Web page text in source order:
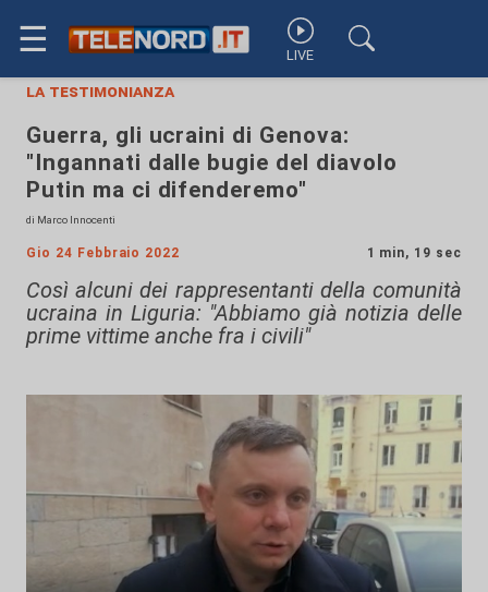
☰ LIVE
la testimonianza
Guerra, gli ucraini di Genova:
"Ingannati dalle bugie del diavolo
Putin ma ci difenderemo"
di Marco Innocenti
Gio 24 Febbraio 2022 1 min, 19 sec
Così alcuni dei rappresentanti della comunità
ucraina in Liguria: "Abbiamo già notizia delle
prime vittime anche fra i civili"